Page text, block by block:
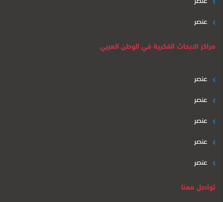
عنصر
مراكز الابحاث الفكرية في الوطن العربي
عنصر
عنصر
عنصر
عنصر
عنصر
تواصل معنا